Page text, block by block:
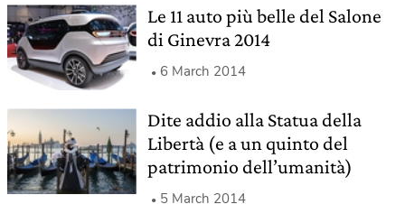
Le 11 auto più belle del Salone
di Ginevra 2014
6 March 2014
Dite addio alla Statua della
Libertà (e a un quinto del
patrimonio dell’umanità)
5 March 2014